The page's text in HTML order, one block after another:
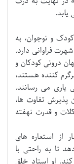
و نوجوان، به
فراوانی دارد.
درونی کودکان و
کننده هستند،
می رسانند.
پذیرش تفاوت ها،
و قدرت نهفته
از استعاره های
تا به راحتی با